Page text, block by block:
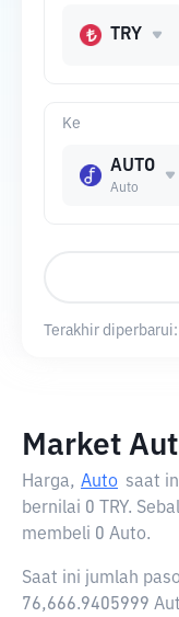
Ke
AUTO
Auto
TRY
Terakhir diperbarui:
Market
Harga, Auto saat
bernilai 0 TRY.
membeli 0 Auto.
Saat ini jumlah
76,666.9405999